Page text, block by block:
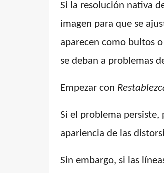
Si la resolución nativa
imagen para que se
aparecen como bultos
se deban a problemas
Empezar con
Si el problema persiste,
apariencia de las
Sin embargo, si las